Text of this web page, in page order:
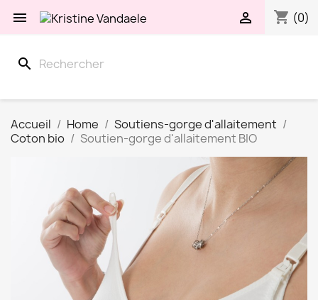
 shopping_cart (0)

search
Accueil Home
Soutiens-gorge d'allaitement
Coton bio
Soutien-gorge d'allaitement BIO